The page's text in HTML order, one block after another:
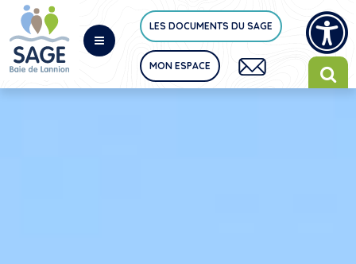
LES DOCUMENTS DU SAGE
MON ESPACE